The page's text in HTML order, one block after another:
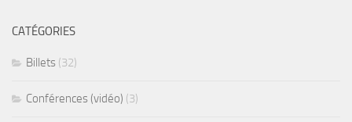
CATÉGORIES
Billets (32)
Conférences (vidéo) (3)